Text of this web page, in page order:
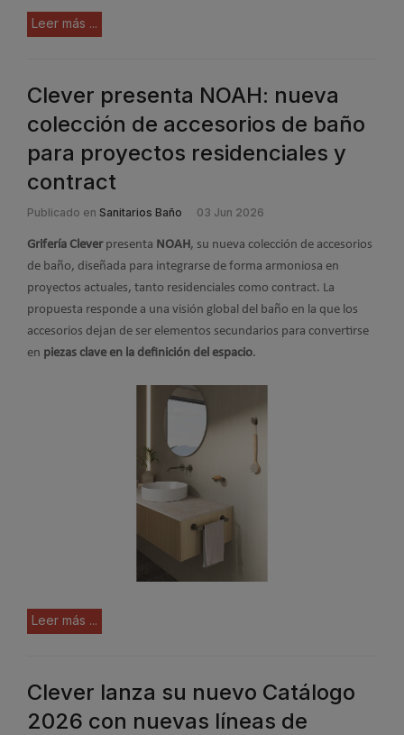
Leer más ...
Clever presenta NOAH: nueva
colección de accesorios de baño
para proyectos residenciales y
contract
Publicado en Sanitarios Baño 03 Jun 2026
Grifería Cleverpresenta NOAH, su nueva colección de accesorios
de baño, diseñada para integrarse de forma armoniosa en
proyectos actuales, tanto residenciales como contract. La
propuesta responde a una visión global del baño en la que los
accesorios dejan de ser elementos secundarios para convertirse
en piezas clave en la definición del espacio.
Leer más ...
Clever lanza su nuevo Catálogo
2026 con nuevas líneas de